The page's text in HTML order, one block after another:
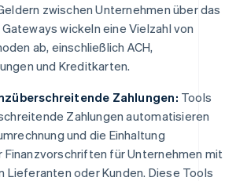
zwischen Unternehmen über das
wickeln eine Vielzahl von
ab, einschließlich ACH,
und Kreditkarten.
Zahlungen: Tools
Zahlungen automatisieren
und die Einhaltung
Finanzvorschriften für Unternehmen mit
Lieferanten oder Kunden. Diese Tools